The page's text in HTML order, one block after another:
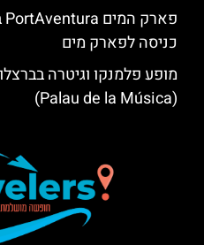
כניסה לפארק מים
מופע פלמנקו וגיטרה
(Palau de la Música)